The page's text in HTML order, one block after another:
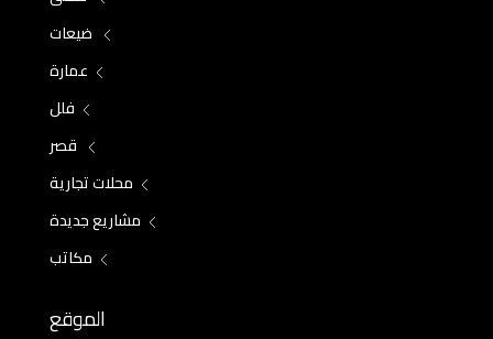
ضيعات
عمارة
فلل
قصر
محلات تجارية
مشاريع جديدة
مكاتب
الموقع